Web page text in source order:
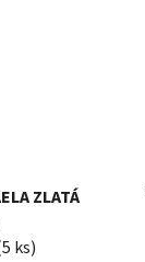
ZLATÁ
ks)